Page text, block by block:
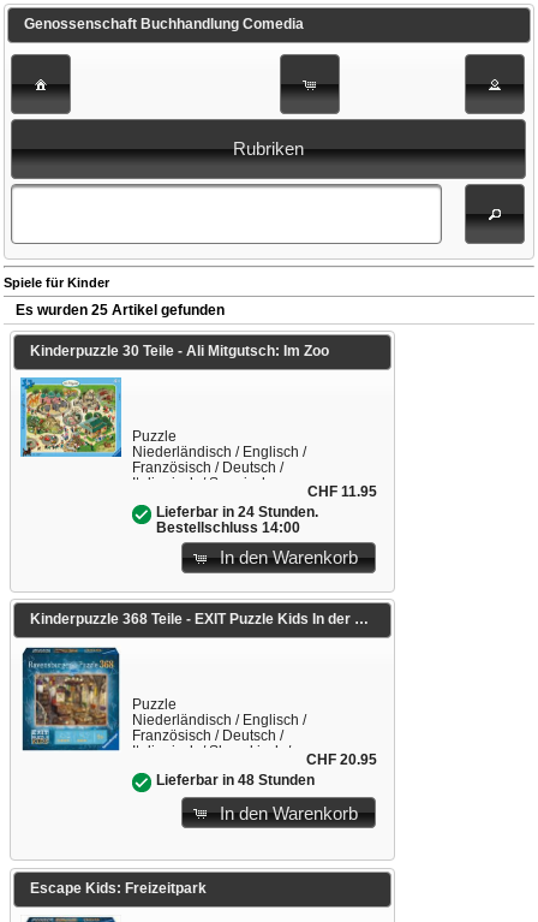
Genossenschaft Buchhandlung Comedia
Rubriken
Spiele für Kinder
Es wurden 25 Artikel gefunden
Kinderpuzzle 30 Teile - Ali Mitgutsch: Im Zoo
Puzzle
Niederländisch / Englisch /
Französisch / Deutsch /
Italienisch / Spanisch
CHF 11.95
Lieferbar in 24 Stunden.
Bestellschluss 14:00
In den Warenkorb
Kinderpuzzle 368 Teile - EXIT Puzzle Kids In der Zauberschule
Puzzle
Niederländisch / Englisch /
Französisch / Deutsch /
Italienisch / Slowakisch /
CHF 20.95
Lieferbar in 48 Stunden
In den Warenkorb
Escape Kids: Freizeitpark